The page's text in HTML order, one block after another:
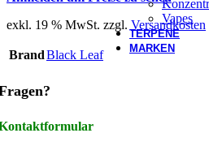
Vapes
TERPENE
MARKEN
exkl. 19 % MwSt. zzgl. Versandkosten
BrandBlack Leaf